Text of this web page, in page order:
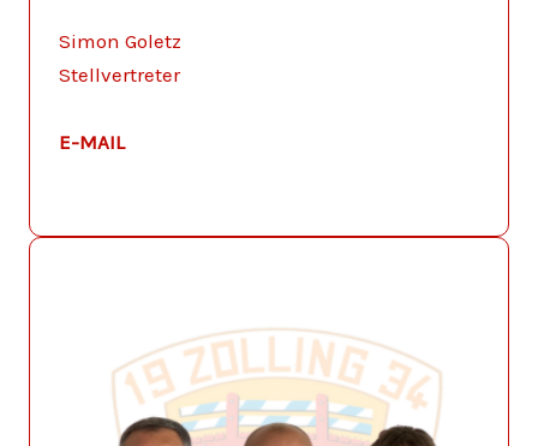
Simon Goletz
Stellvertreter
E-MAIL